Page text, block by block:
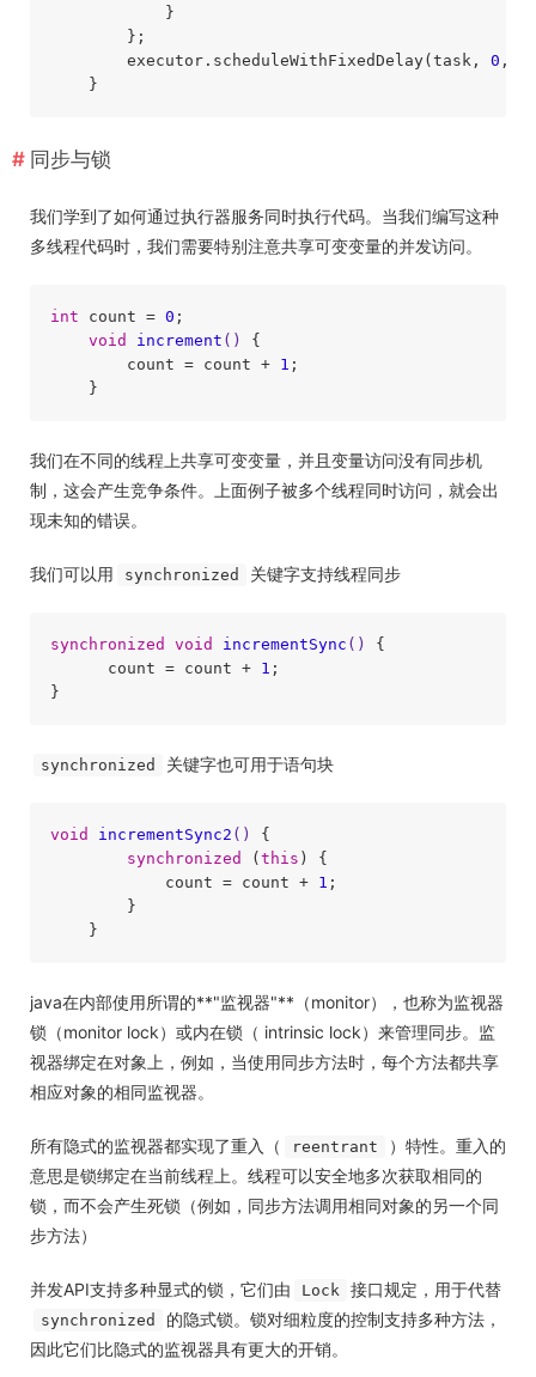
            }
        };
        executor.scheduleWithFixedDelay(task,
0 ,
同步与锁
我们学到了如何通过执行器服务同时执行代码。当我们编写这种
多线程代码时，我们需要特别注意共享可变变量的并发访问。
int count = 0 ;
void
increment ()
{
        count = count +
1 ;
我们在不同的线程上共享可变变量，并且变量访问没有同步机
制，这会产生竞争条件。上面例子被多个线程同时访问，就会出
现未知的错误。
我们可以用 synchronized 关键字支持线程同步
synchronized void incrementSync ()
{
      count = count +
1 ;
synchronized 关键字也可用于语句块
void incrementSync2 ()
{
synchronized
(this ) {
            count = count +
1 ;
        }
java在内部使用所谓的**"监视器"**（monitor），也称为监视器
锁（monitor lock）或内在锁（ intrinsic lock）来管理同步。监
视器绑定在对象上，例如，当使用同步方法时，每个方法都共享
相应对象的相同监视器。
所有隐式的监视器都实现了重入（ reentrant
）特性。重入的
意思是锁绑定在当前线程上。线程可以安全地多次获取相同的
锁，而不会产生死锁（例如，同步方法调用相同对象的另一个同
步方法）
并发API支持多种显式的锁，它们由 Lock 接口规定，用于代替
synchronized
的隐式锁。锁对细粒度的控制支持多种方法，
因此它们比隐式的监视器具有更大的开销。